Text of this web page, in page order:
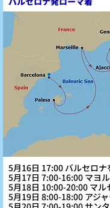
5月16日 17:00 バルセロナ
5月17日 7:00-16:00 マヨ
5月18日 10:00-20:00 マル
5月19日 8:00-18:00 アジ